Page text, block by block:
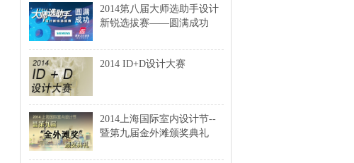
2014第八届大师选助手设计
新锐选拔赛——圆满成功
2014 ID+D设计大赛
2014上海国际室内设计节--
暨第九届金外滩颁奖典礼